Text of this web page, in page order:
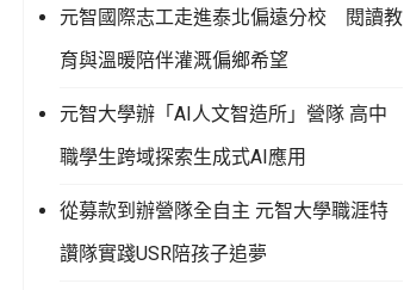
元智國際志工走進泰北偏遠分校 閱讀教
育與溫暖陪伴灌溉偏鄉希望
元智大學辦「AI人文智造所」營隊 高中
職學生跨域探索生成式AI應用
從募款到辦營隊全自主 元智大學職涯特
讚隊實踐USR陪孩子追夢